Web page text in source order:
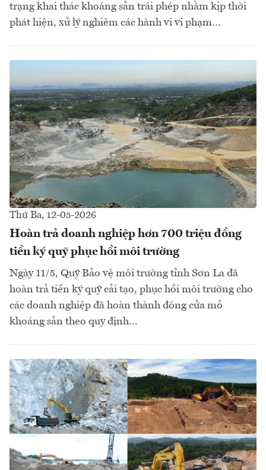
trạng khai thác khoáng sản trái phép nhằm kịp thời
phát hiện, xử lý nghiêm các hành vi vi phạm...
Thứ Ba, 12-05-2026
Hoàn trả doanh nghiệp hơn 700 triệu đồng
tiền ký quỹ phục hồi môi trường
Ngày 11/5, Quỹ Bảo vệ môi trường tỉnh Sơn La đã
hoàn trả tiền ký quỹ cải tạo, phục hồi môi trường cho
các doanh nghiệp đã hoàn thành đóng cửa mỏ
khoáng sản theo quy định...